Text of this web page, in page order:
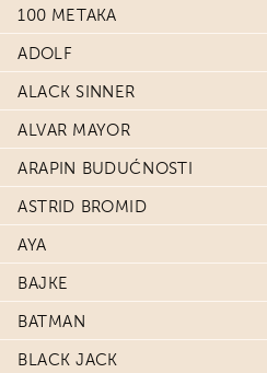
100 METAKA
ADOLF
ALACK SINNER
ALVAR MAYOR
ARAPIN BUDUĆNOSTI
ASTRID BROMID
AYA
BAJKE
BATMAN
BLACK JACK